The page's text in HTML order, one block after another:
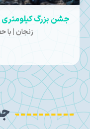
برگزاری دومین
آئینی و